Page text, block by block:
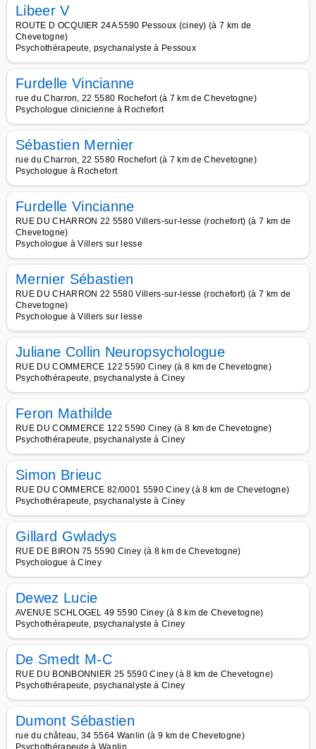
Libeer V
ROUTE D OCQUIER 24A 5590 Pessoux (ciney) (à 7 km de
Chevetogne)
Psychothérapeute, psychanalyste à Pessoux
Furdelle Vincianne
rue du Charron, 22 5580 Rochefort (à 7 km de Chevetogne)
Psychologue clinicienne à Rochefort
Sébastien Mernier
rue du Charron, 22 5580 Rochefort (à 7 km de Chevetogne)
Psychologue à Rochefort
Furdelle Vincianne
RUE DU CHARRON 22 5580 Villers-sur-lesse (rochefort) (à 7 km de
Chevetogne)
Psychologue à Villers sur lesse
Mernier Sébastien
RUE DU CHARRON 22 5580 Villers-sur-lesse (rochefort) (à 7 km de
Chevetogne)
Psychologue à Villers sur lesse
Juliane Collin Neuropsychologue
RUE DU COMMERCE 122 5590 Ciney (à 8 km de Chevetogne)
Psychothérapeute, psychanalyste à Ciney
Feron Mathilde
RUE DU COMMERCE 122 5590 Ciney (à 8 km de Chevetogne)
Psychothérapeute, psychanalyste à Ciney
Simon Brieuc
RUE DU COMMERCE 82/0001 5590 Ciney (à 8 km de Chevetogne)
Psychothérapeute, psychanalyste à Ciney
Gillard Gwladys
RUE DE BIRON 75 5590 Ciney (à 8 km de Chevetogne)
Psychologue à Ciney
Dewez Lucie
AVENUE SCHLOGEL 49 5590 Ciney (à 8 km de Chevetogne)
Psychothérapeute, psychanalyste à Ciney
De Smedt M-C
RUE DU BONBONNIER 25 5590 Ciney (à 8 km de Chevetogne)
Psychothérapeute, psychanalyste à Ciney
Dumont Sébastien
rue du château, 34 5564 Wanlin (à 9 km de Chevetogne)
Psychothérapeute à Wanlin